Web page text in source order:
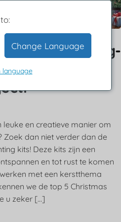
Painting-
leuke en creatieve manier om
Zoek dan niet verder dan de
kits! Deze kits zijn een
en tot rust te komen
met een kerstthema
we de top 5 Christmas
u zeker […]
Change Language
language